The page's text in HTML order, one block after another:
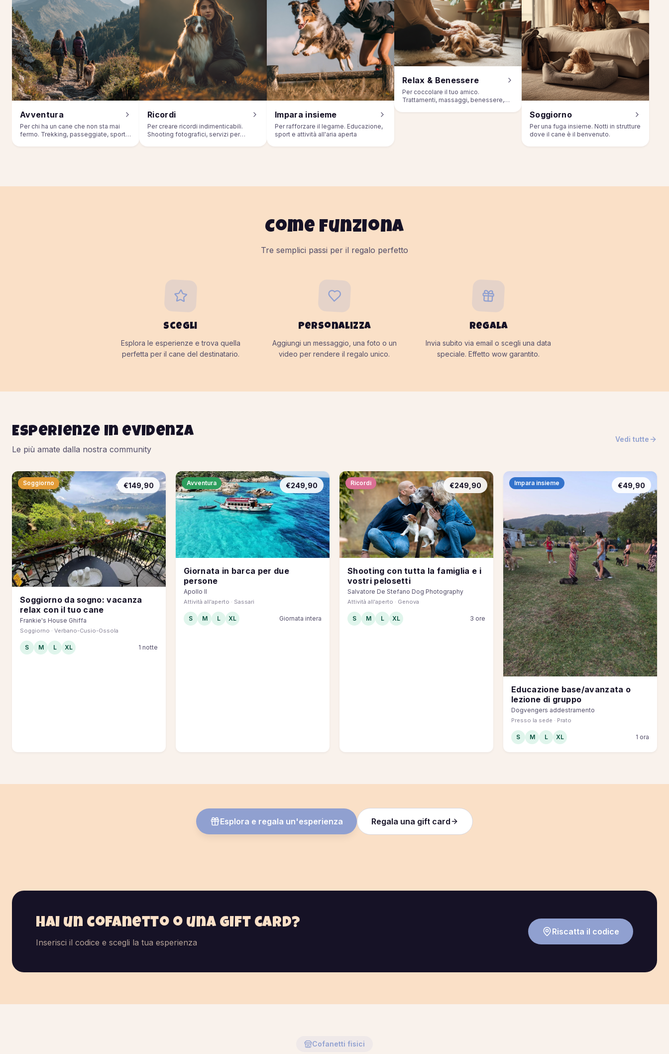
Avventura
Per chi ha un cane che non sta mai
fermo. Trekking, passeggiate, sport
Ricordi
Per creare ricordi indimenticabili.
Shooting fotografici, servizi per
Impara insieme
Per rafforzare il legame. Educazione,
sport e attività all'aria aperta
Relax & Benessere
Per coccolare il tuo amico.
Trattamenti, massaggi, benessere,
Soggiorno
Per una fuga insieme. Notti in strutture
dove il cane è il benvenuto.
Come funziona
Tre semplici passi per il regalo perfetto
Scegli
Esplora le esperienze e trova quella
perfetta per il cane del destinatario.
Personalizza
Aggiungi un messaggio, una foto o un
video per rendere il regalo unico.
Regala
Invia subito via email o scegli una data
speciale. Effetto wow garantito.
Esperienze in evidenza
Le più amate dalla nostra community
Vedi tutte
Soggiorno €149,90
Soggiorno da sogno: vacanza
relax con il tuo cane
Frankie's House Ghiffa
Soggiorno · Verbano-Cusio-Ossola
S M L XL 1 notte
Avventura €249,90
Giornata in barca per due
persone
Apollo II
Attività all'aperto · Sassari
S M L XL Giornata intera
Ricordi €249,90
Shooting con tutta la famiglia e i
vostri pelosetti
Salvatore De Stefano Dog Photography
Attività all'aperto · Genova
S M L XL 3 ore
Impara insieme €49,90
Educazione base/avanzata o
lezione di gruppo
Dogvengers addestramento
Presso la sede · Prato
S M L XL 1 ora
Esplora e regala un'esperienza Regala una gift card
Hai un cofanetto o una gift card?
Inserisci il codice e scegli la tua esperienza
Riscatta il codice
Cofanetti fisici